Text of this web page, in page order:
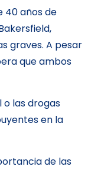
40 años de
graves. A pesar
que ambos
o las drogas
en la
de las